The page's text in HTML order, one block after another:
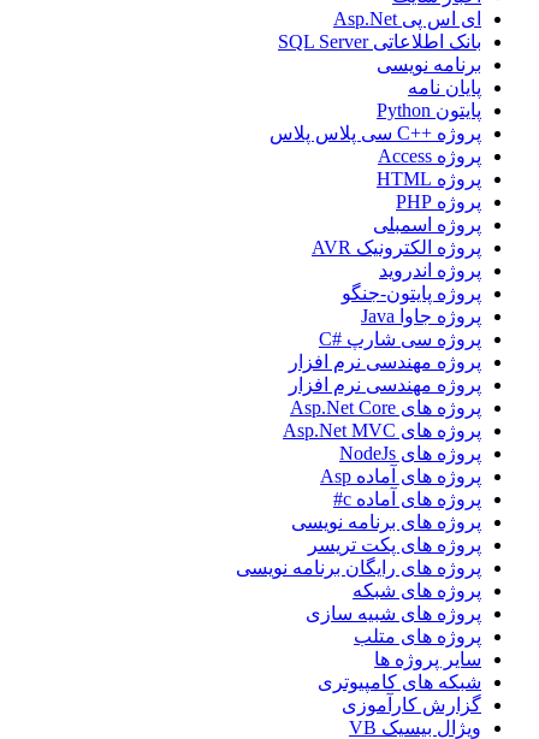
ای اس پی Asp.Net
بانک اطلاعاتی SQL Server
برنامه نویسی
پایان نامه
پایتون Python
پروژه ++C سی پلاس پلاس
پروژه Access
پروژه HTML
پروژه PHP
پروژه اسمبلی
پروژه الکترونیک AVR
پروژه اندروید
پروژه پایتون-جنگو
پروژه جاوا Java
پروژه سی شارپ #C
پروژه مهندسی نرم افزار
پروژه مهندسی نرم افزار
پروژه های Asp.Net Core
پروژه های Asp.Net MVC
پروژه های NodeJs
پروژه های آماده Asp
پروژه های آماده c#
پروژه های برنامه نویسی
پروژه های پکت تریسر
پروژه های رایگان برنامه نویسی
پروژه های شبکه
پروژه های شبیه سازی
پروژه های متلب
سایر پروژه ها
شبکه های کامپیوتری
گزارش کارآموزی
ویژال بیسیک VB